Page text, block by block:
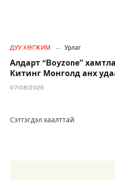
ДУУ ХӨГЖИМ Урлаг
Алдарт “Boyzone”
Китинг Монголд анх
07/08/2026
Сэтгэгдэл хаалттай